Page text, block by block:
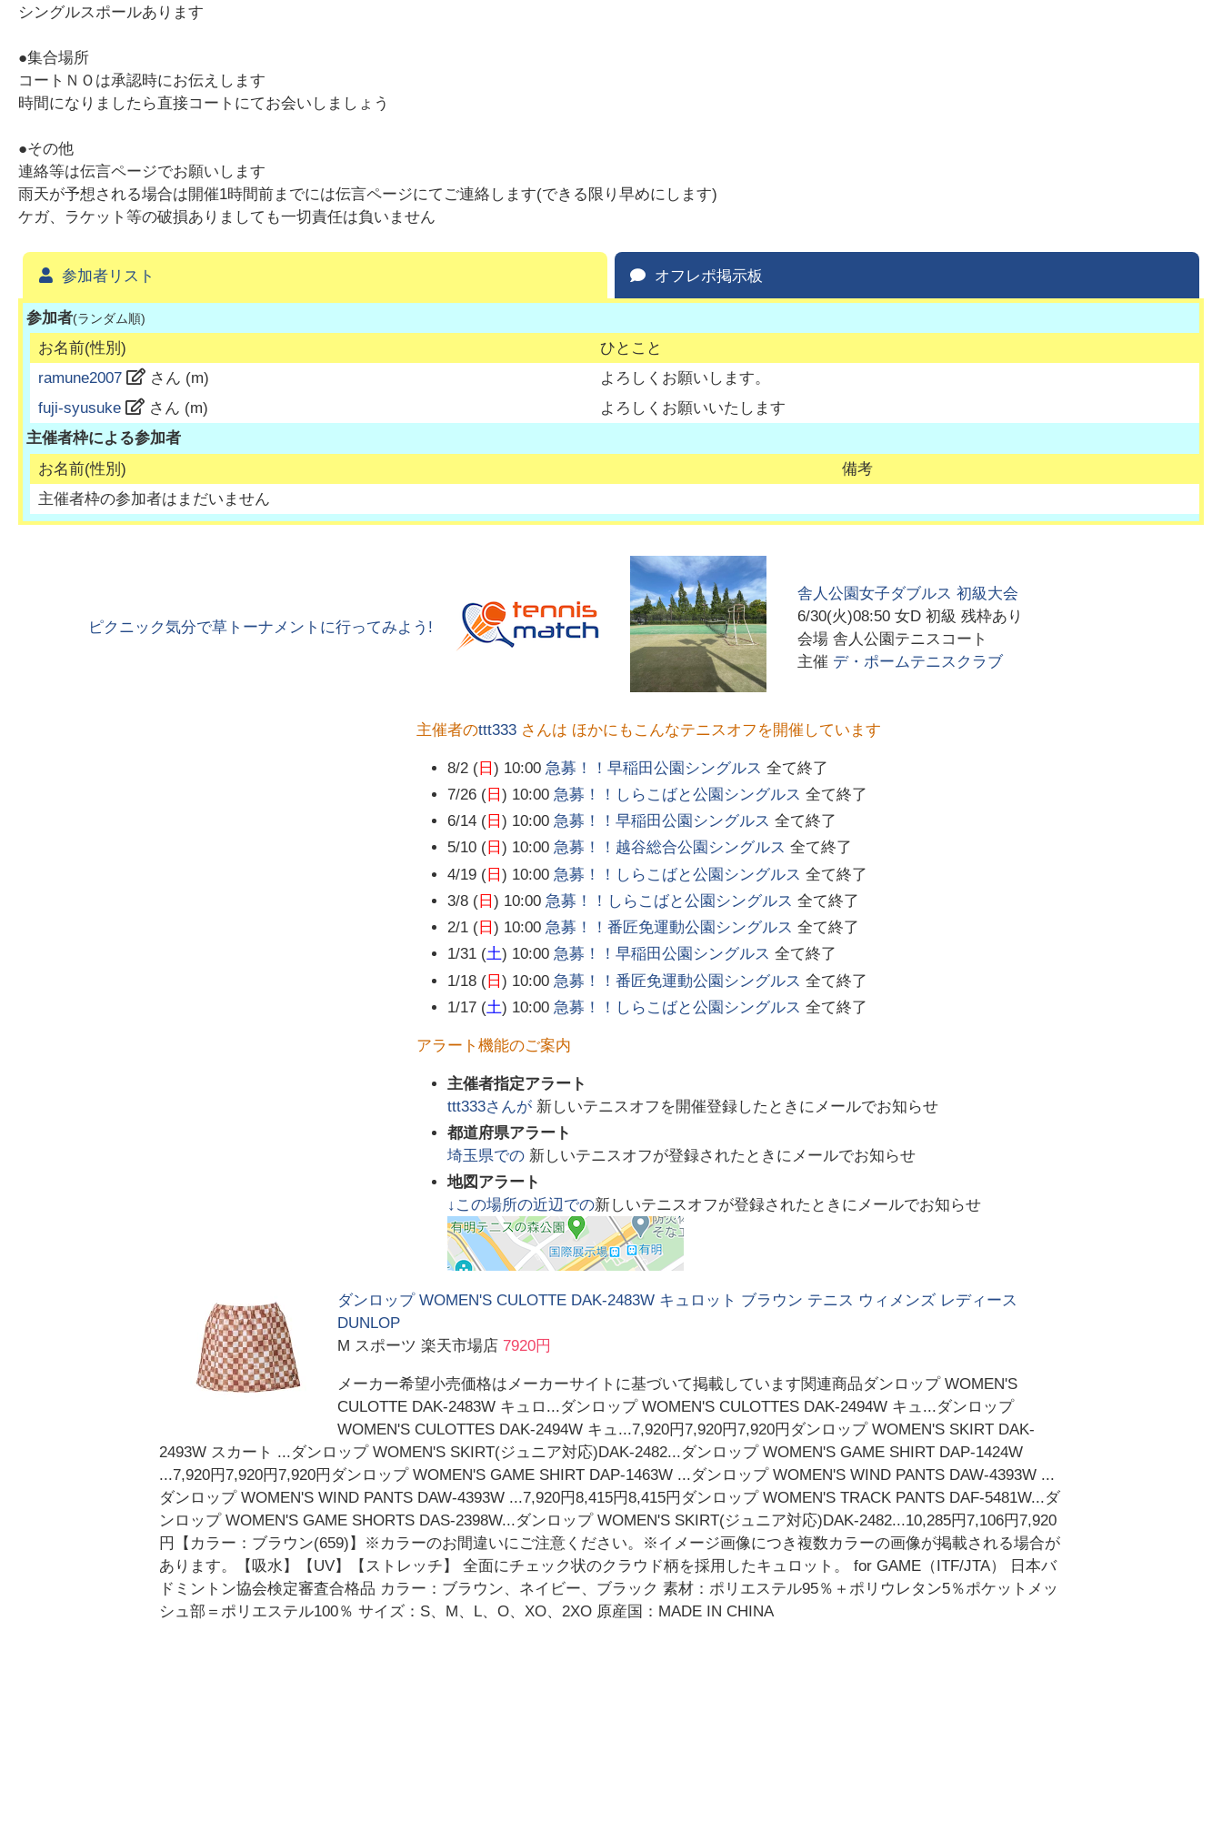
シングルスポールあります
●集合場所
コートＮＯは承認時にお伝えします
時間になりましたら直接コートにてお会いしましょう
●その他
連絡等は伝言ページでお願いします
雨天が予想される場合は開催1時間前までには伝言ページにてご連絡します(できる限り早めにします)
ケガ、ラケット等の破損ありましても一切責任は負いません
参加者リスト オフレポ掲示板
参加者(ランダム順)
お名前(性別)
ひとこと
ramune2007
さん (m)
よろしくお願いします。
fuji-syusuke
さん (m)
よろしくお願いいたします
主催者枠による参加者
お名前(性別)
備考
主催者枠の参加者はまだいません
ピクニック気分で草トーナメントに行ってみよう!
舎人公園女子ダブルス 初級大会
6/30(火)08:50 女D 初級 残枠あり
会場舎人公園テニスコート
主催 デ・ポームテニスクラブ
主催者のttt333 さんは ほかにもこんなテニスオフを開催しています
8/2 (日 ) 10:00 急募！！早稲田公園シングルス 全て終了
7/26 (日 ) 10:00 急募！！しらこばと公園シングルス 全て終了
6/14 (日 ) 10:00 急募！！早稲田公園シングルス 全て終了
5/10 (日 ) 10:00 急募！！越谷総合公園シングルス 全て終了
4/19 (日 ) 10:00 急募！！しらこばと公園シングルス 全て終了
3/8 (日 ) 10:00 急募！！しらこばと公園シングルス 全て終了
2/1 (日 ) 10:00 急募！！番匠免運動公園シングルス 全て終了
1/31 (土) 10:00 急募！！早稲田公園シングルス 全て終了
1/18 (日 ) 10:00 急募！！番匠免運動公園シングルス 全て終了
1/17 (土) 10:00 急募！！しらこばと公園シングルス 全て終了
アラート機能のご案内
主催者指定アラート
ttt333さんが 新しいテニスオフを開催登録したときにメールでお知らせ
都道府県アラート
埼玉県での 新しいテニスオフが登録されたときにメールでお知らせ
地図アラート
↓この場所の近辺での新しいテニスオフが登録されたときにメールでお知らせ
ダンロップ WOMEN'S CULOTTE DAK-2483W キュロット ブラウン テニス ウィメンズ レディース
DUNLOP
M スポーツ 楽天市場店 7920円
メーカー希望小売価格はメーカーサイトに基づいて掲載しています関連商品ダンロップ WOMEN'S
CULOTTE DAK-2483W キュロ...ダンロップ WOMEN'S CULOTTES DAK-2494W キュ...ダンロップ
WOMEN'S CULOTTES DAK-2494W キュ...7,920円7,920円7,920円ダンロップ WOMEN'S SKIRT DAK-
2493W スカート ...ダンロップ WOMEN'S SKIRT(ジュニア対応)DAK-2482...ダンロップ WOMEN'S GAME SHIRT DAP-1424W
...7,920円7,920円7,920円ダンロップ WOMEN'S GAME SHIRT DAP-1463W ...ダンロップ WOMEN'S WIND PANTS DAW-4393W ...
ダンロップ WOMEN'S WIND PANTS DAW-4393W ...7,920円8,415円8,415円ダンロップ WOMEN'S TRACK PANTS DAF-5481W...ダ
ンロップ WOMEN'S GAME SHORTS DAS-2398W...ダンロップ WOMEN'S SKIRT(ジュニア対応)DAK-2482...10,285円7,106円7,920
円【カラー：ブラウン(659)】※カラーのお間違いにご注意ください。※イメージ画像につき複数カラーの画像が掲載される場合が
あります。【吸水】【UV】【ストレッチ】 全面にチェック状のクラウド柄を採用したキュロット。 for GAME（ITF/JTA） 日本バ
ドミントン協会検定審査合格品 カラー：ブラウン、ネイビー、ブラック 素材：ポリエステル95％＋ポリウレタン5％ポケットメッ
シュ部＝ポリエステル100％ サイズ：S、M、L、O、XO、2XO 原産国：MADE IN CHINA